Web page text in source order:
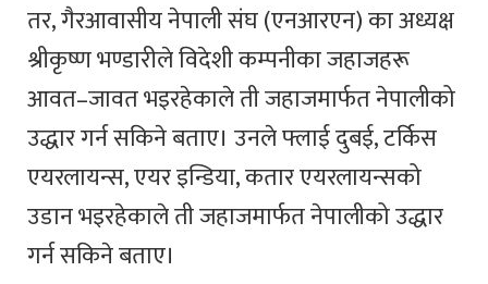
तर, गैरआवासीय नेपाली संघ (एनआरएन) का अध्यक्ष
श्रीकृष्ण भण्डारीले विदेशी कम्पनीका जहाजहरू
आवत–जावत भइरहेकाले ती जहाजमार्फत नेपालीको
उद्धार गर्न सकिने बताए। उनले फ्लाई दुबई, टर्किस
एयरलायन्स, एयर इन्डिया, कतार एयरलायन्सको
उडान भइरहेकाले ती जहाजमार्फत नेपालीको उद्धार
गर्न सकिने बताए।